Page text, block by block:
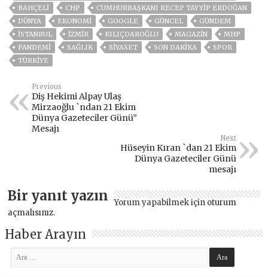
BAHÇELİ
CHP
CUMHURBAŞKANI RECEP TAYYIP ERDOĞAN
DÜNYA
EKONOMİ GOOGLE GÜNCEL
GÜNDEM
ISTANBUL
İZMIR KILIÇDAROĞLU MAGAZİN
MHP
PANDEMİ
SAĞLIK SİYASET SON DAKIKA
SPOR
TÜRKİYE
Previous
Diş Hekimi Alpay Ulaş
Mirzaoğlu `ndan 21 Ekim
Dünya Gazeteciler Günü”
Mesajı
Next
Hüseyin Kıran `dan 21 Ekim
Dünya Gazeteciler Günü
mesajı
Bir yanıt yazın Yorum yapabilmek için oturum
açmalısınız.
Haber Arayın